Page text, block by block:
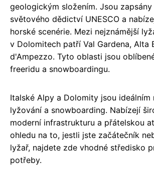
geologickým složením. Jsou zapsány
světového dědictví UNESCO a
horské scenérie. Mezi nejznámější
v Dolomitech patří Val Gardena, Alta
d'Ampezzo. Tyto oblasti jsou
freeridu a snowboardingu.
Italské Alpy a Dolomity jsou ideálním
lyžování a snowboarding. Nabízejí
moderní infrastrukturu a přátelskou
ohledu na to, jestli jste začátečník
lyžař, najdete zde vhodné středisko
potřeby.